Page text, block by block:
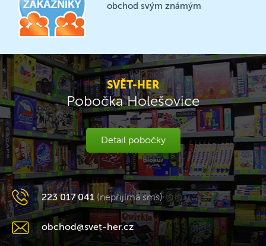
obchod svým známým
SVĚT-HER
Pobočka Holešovice
Detail pobočky
223 017 041 (nepřijímá sms)
obchod@svet-her.cz